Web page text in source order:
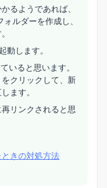
るようであれば、
ルダーを作成し、
動します。
いると思います。
クリックして、新
ます。
リンクされると思
きの対処方法